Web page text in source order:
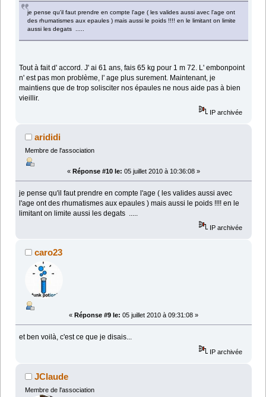
je pense qu'il faut prendre en compte l'age ( les valides aussi avec l'age ont
des rhumatismes aux epaules ) mais aussi le poids !!!! en le limitant on limite
aussi les degats .....
Tout à fait d' accord. J' ai 61 ans, fais 65 kg pour 1 m 72. L' embonpoint
n' est pas mon problème, l' age plus surement. Maintenant, je
maintiens que de trop solisciter nos épaules ne nous aide pas à bien
vieillir.
IP archivée
arididi
Membre de l'association
« Réponse #10 le: 05 juillet 2010 à 10:36:08 »
je pense qu'il faut prendre en compte l'age ( les valides aussi avec
l'age ont des rhumatismes aux epaules ) mais aussi le poids !!!! en le
limitant on limite aussi les degats .....
IP archivée
caro23
« Réponse #9 le: 05 juillet 2010 à 09:31:08 »
et ben voilà, c'est ce que je disais...
IP archivée
JClaude
Membre de l'association